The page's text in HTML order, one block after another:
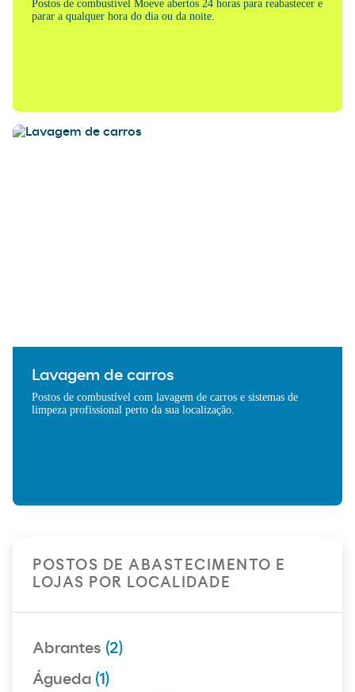
Postos de combustível Moeve abertos 24 horas para reabastecer e
parar a qualquer hora do dia ou da noite.
Lavagem de carros
Postos de combustível com lavagem de carros e sistemas de
limpeza profissional perto da sua localização.
POSTOS DE ABASTECIMENTO E
LOJAS POR LOCALIDADE
Abrantes (2)
Águeda (1)